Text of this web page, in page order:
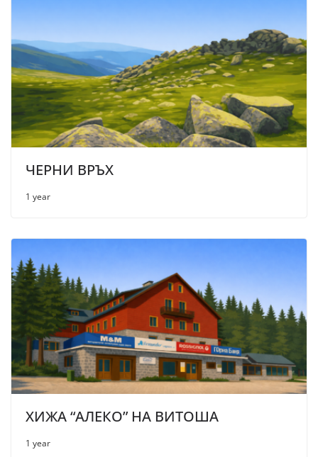
ЧЕРНИ ВРЪХ
1 year
ХИЖА “АЛЕКО” НА ВИТОША
1 year